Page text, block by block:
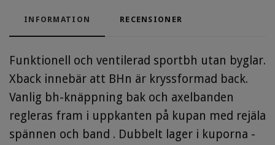
INFORMATION RECENSIONER
Funktionell och ventilerad sportbh utan byglar.
Xback innebär att BHn är kryssformad back.
Vanlig bh-knäppning bak och axelbanden
regleras fram i uppkanten på kupan med rejäla
spännen och band . Dubbelt lager i kuporna -